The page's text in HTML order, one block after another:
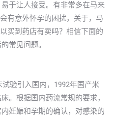
于让人接受。有非常多在马来
有意外怀孕的困扰，关于，马
买到药店有卖吗？相信下面的
常见问题。
验引入国内，1992年国产米
。根据国内药流常规的要求，
妊娠和孕期的确认，对感染的